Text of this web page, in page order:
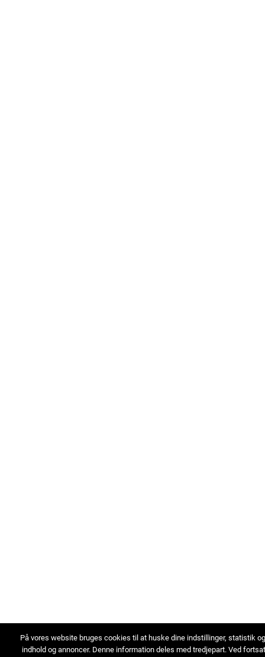
På vores website bruges cookies til at huske dine indstillinger, statistik
indhold og annoncer. Denne information deles med tredjepart. Ved